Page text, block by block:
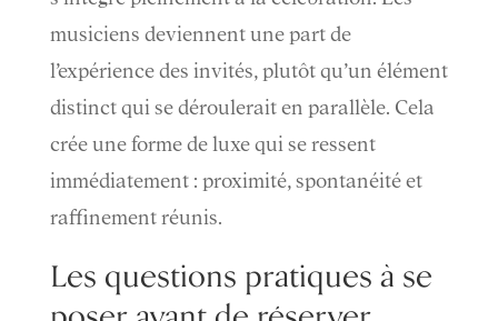
musiciens deviennent une part de
l’expérience des invités, plutôt qu’un élément
distinct qui se déroulerait en parallèle. Cela
crée une forme de luxe qui se ressent
immédiatement : proximité, spontanéité et
raffinement réunis.
Les questions pratiques à se